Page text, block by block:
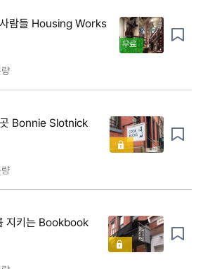
람들 Housing Works
무료
Bonnie Slotnick
지키는 Bookbook